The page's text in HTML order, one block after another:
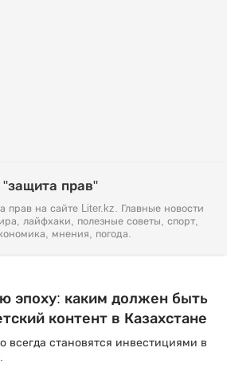
прав"
прав на сайте Liter.kz. Главные новости
лайфхаки, полезные советы, спорт,
мнения, погода.
эпоху: каким должен быть
контент в Казахстане
всегда становятся инвестициями в